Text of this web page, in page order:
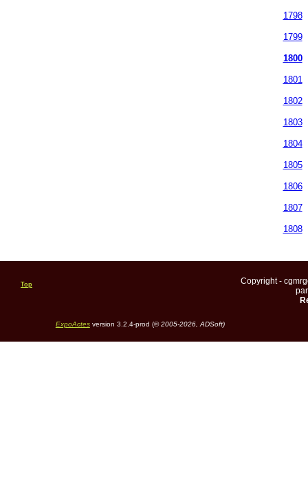
1798
1799
1800
1801
1802
1803
1804
1805
1806
1807
1808
Top
Copyright -
ExpoActesversion 3.2.4-prod (©2005-2026, ADSoft)